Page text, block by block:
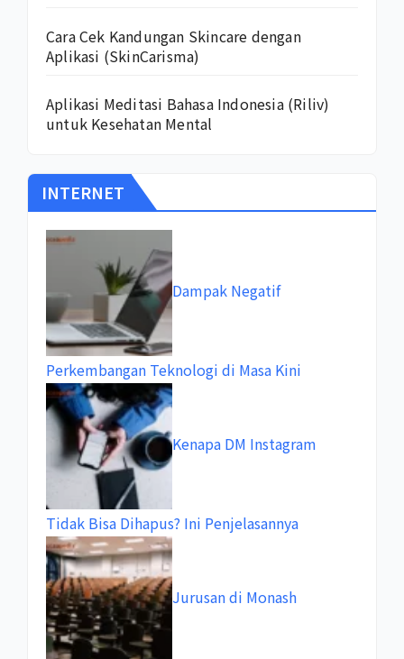
Cara Cek Kandungan Skincare dengan
Aplikasi (SkinCarisma)
Aplikasi Meditasi Bahasa Indonesia (Riliv)
untuk Kesehatan Mental
INTERNET
Dampak Negatif
Perkembangan Teknologi di Masa Kini
Kenapa DM Instagram
Tidak Bisa Dihapus? Ini Penjelasannya
Jurusan di Monash